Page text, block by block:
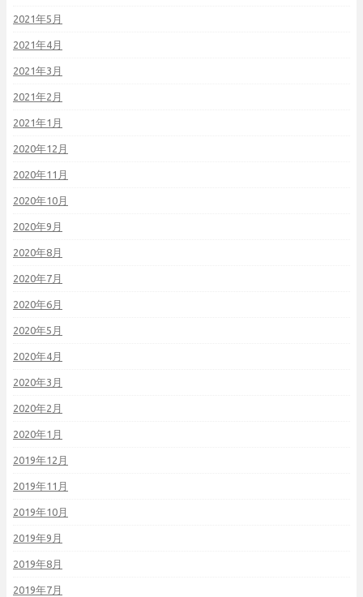
2021年5月
2021年4月
2021年3月
2021年2月
2021年1月
2020年12月
2020年11月
2020年10月
2020年9月
2020年8月
2020年7月
2020年6月
2020年5月
2020年4月
2020年3月
2020年2月
2020年1月
2019年12月
2019年11月
2019年10月
2019年9月
2019年8月
2019年7月